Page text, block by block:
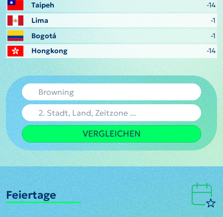
Taipeh
-14
Lima
-1
Bogotá
-1
Hongkong
-14
VERGLEICHEN
Feiertage